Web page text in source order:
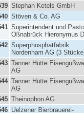
Stephan Ketels GmbH
Stöven & Co. AG
Superintendent und
Oßnabrück Hieronymus
Superphosphatfabrik
Nordenham AG (3
Tanner Hütte
AG
Tanner Hütte
AG
Theinophon AG
Uelzener Bierbrauerei-